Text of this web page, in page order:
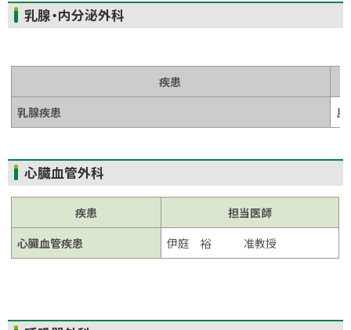
ト
ッ
に
る
乳腺・内分泌外科
疾患
乳腺疾患
ト
ッ
に
戻
る
心臓血管外科
疾患
担当医師
心臓血管疾患
伊庭 裕 准教授